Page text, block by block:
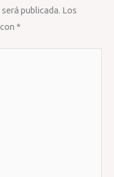
publicada. Los
*